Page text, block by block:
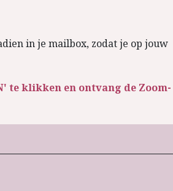
in je mailbox, zodat je op jouw
te klikken en ontvang de Zoom-